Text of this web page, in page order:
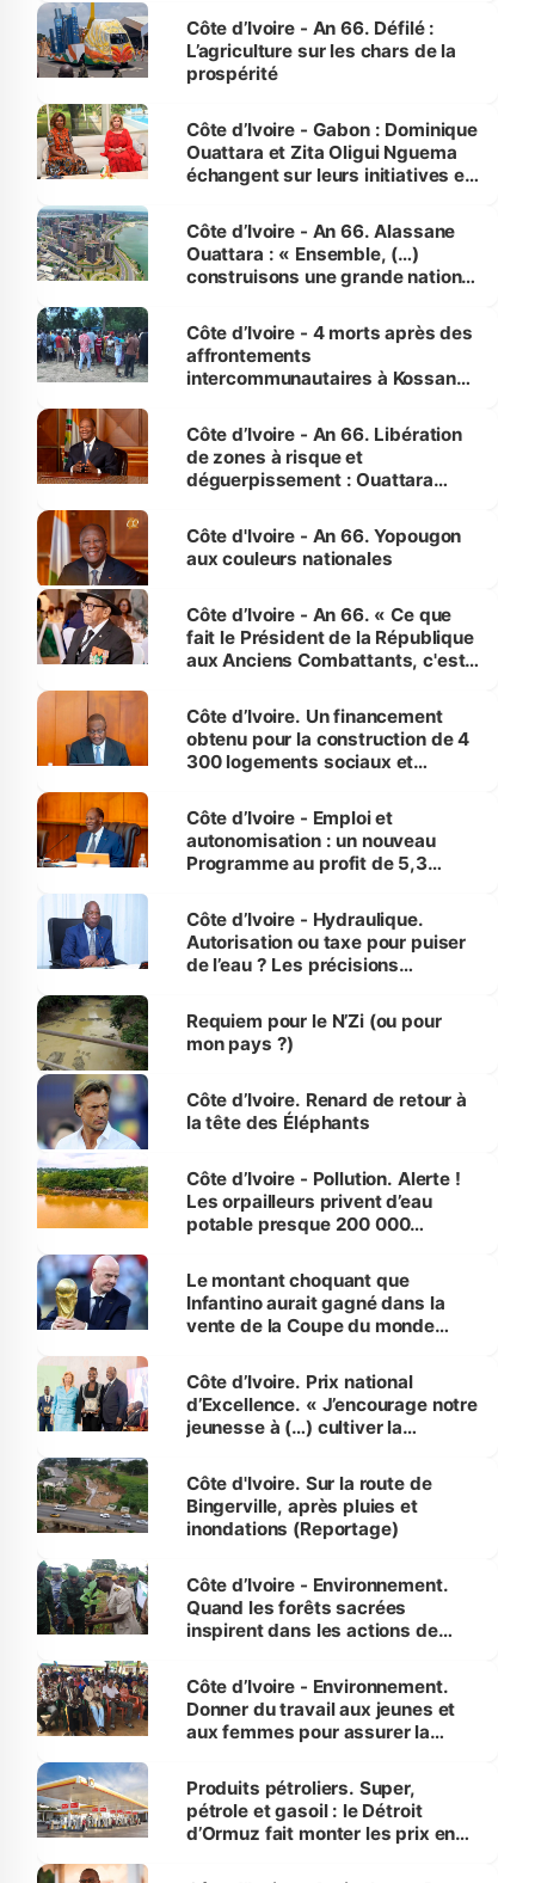
Côte d’Ivoire - An 66. Défilé :
L’agriculture sur les chars de la
prospérité
Côte d’Ivoire - Gabon : Dominique
Ouattara et Zita Oligui Nguema
échangent sur leurs initiatives en
enfants
Côte d’Ivoire - An 66. Alassane
Ouattara : « Ensemble, (…)
construisons une grande nation
générations futures »
Côte d’Ivoire - 4 morts après des
affrontements
intercommunautaires à Kossandji
milieu des sinistrés
Côte d’Ivoire - An 66. Libération
de zones à risque et
déguerpissement : Ouattara
l'Etat de droit pour préserver les
vies humaines »
Côte d'Ivoire - An 66. Yopougon
aux couleurs nationales
Côte d’Ivoire - An 66. « Ce que
fait le Président de la République
aux Anciens Combattants, c'est
Côte d’Ivoire. Un financement
obtenu pour la construction de 4
300 logements sociaux et
et Yamoussoukro
Côte d’Ivoire - Emploi et
autonomisation : un nouveau
Programme au profit de 5,3
Côte d’Ivoire - Hydraulique.
Autorisation ou taxe pour puiser
de l’eau ? Les précisions
Requiem pour le N’Zi (ou pour
mon pays ?)
Côte d’Ivoire. Renard de retour à
la tête des Éléphants
Côte d’Ivoire - Pollution. Alerte !
Les orpailleurs privent d’eau
potable presque 200 000
Le montant choquant que
Infantino aurait gagné dans la
vente de la Coupe du monde
Côte d’Ivoire. Prix national
d’Excellence. « J’encourage notre
jeunesse à (…) cultiver la
(Alassane Ouattara
Côte d'Ivoire. Sur la route de
Bingerville, après pluies et
inondations (Reportage)
Côte d’Ivoire - Environnement.
Quand les forêts sacrées
inspirent dans les actions de
Côte d’Ivoire - Environnement.
Donner du travail aux jeunes et
aux femmes pour assurer la
menacées
Produits pétroliers. Super,
pétrole et gasoil : le Détroit
d’Ormuz fait monter les prix en